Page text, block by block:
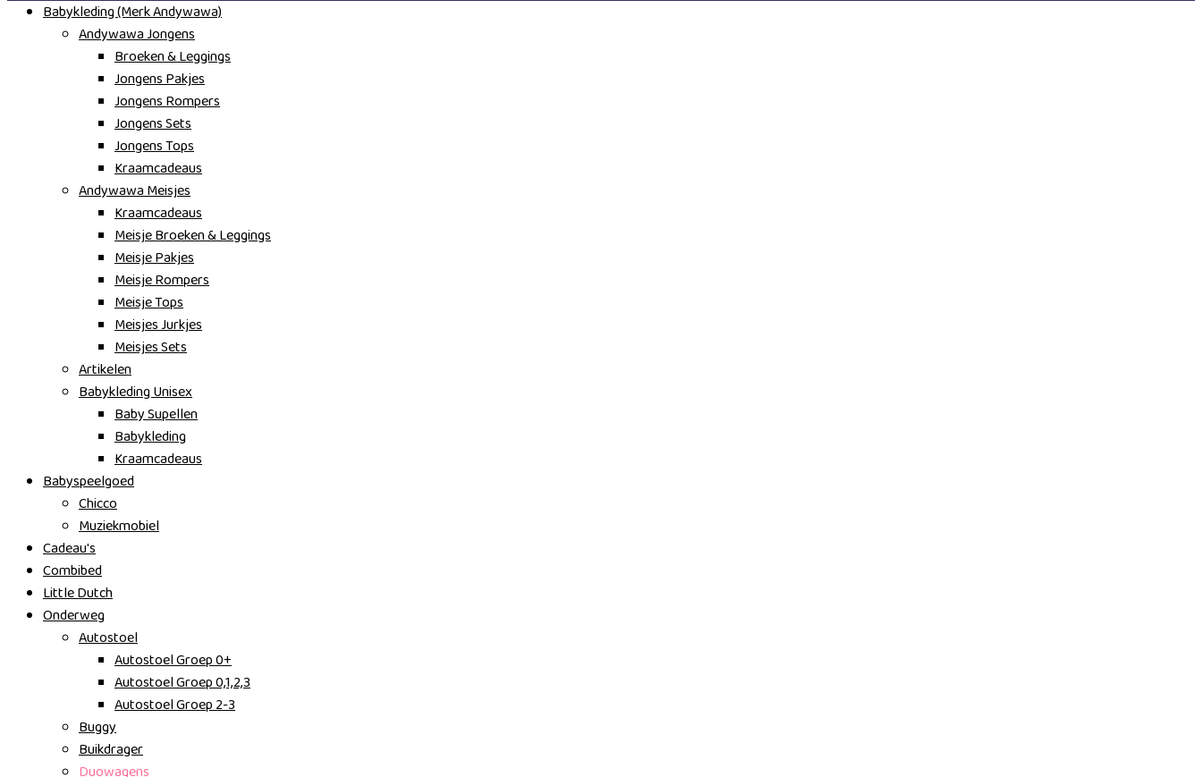
Babykleding (Merk Andywawa)
Andywawa Jongens
Broeken & Leggings
Jongens Pakjes
Jongens Rompers
Jongens Sets
Jongens Tops
Kraamcadeaus
Andywawa Meisjes
Kraamcadeaus
Meisje Broeken & Leggings
Meisje Pakjes
Meisje Rompers
Meisje Tops
Meisjes Jurkjes
Meisjes Sets
Artikelen
Babykleding Unisex
Baby Supellen
Babykleding
Kraamcadeaus
Babyspeelgoed
Chicco
Muziekmobiel
Cadeau's
Combibed
Little Dutch
Onderweg
Autostoel
Autostoel Groep 0+
Autostoel Groep 0,1,2,3
Autostoel Groep 2-3
Buggy
Buikdrager
Duowagens